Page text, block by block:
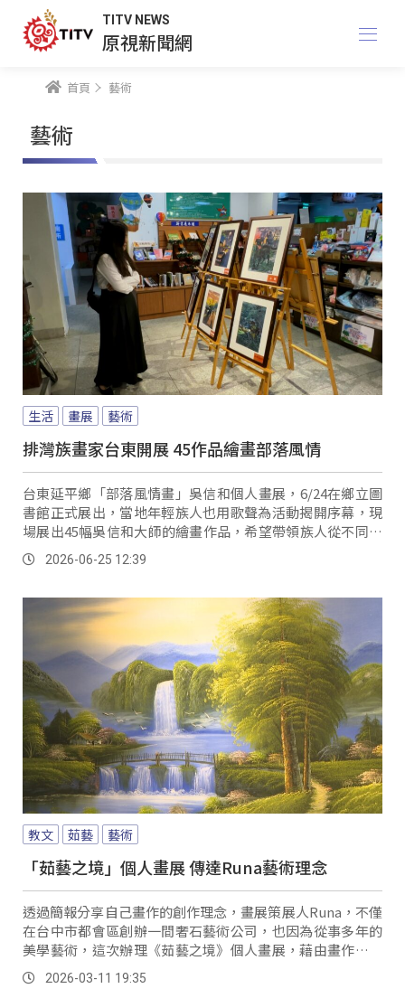
TITV NEWS
原視新聞網
首頁 藝術
藝術
生活 畫展 藝術
排灣族畫家台東開展 45作品繪畫部落風情
台東延平鄉「部落風情畫」吳信和個人畫展，6/24在鄉立圖
書館正式展出，當地年輕族人也用歌聲為活動揭開序幕，現
場展出45幅吳信和大師的繪畫作品，希望帶領族人從不同視
角，認識多元的部落文化。
2026-06-25 12:39
教文 茹藝 藝術
「茹藝之境」個人畫展 傳達Runa藝術理念
透過簡報分享自己畫作的創作理念，畫展策展人Runa，不僅
在台中市都會區創辦一間奢石藝術公司，也因為從事多年的
美學藝術，這次辦理《茹藝之境》個人畫展，藉由畫作將自
己的藝術美感分享出去，也從作品中體現身為泰雅族人的精
神。2026-03-11 19:35